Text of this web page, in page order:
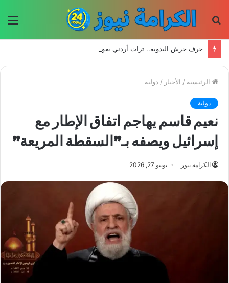
الرئيسية / الأخبار / دولية
دولية
نعيم قاسم يهاجم اتفاق الإطار مع
إسرائيل ويصفه بـ”السقطة المريعة”
الكرامة نيوز يونيو 27, 2026